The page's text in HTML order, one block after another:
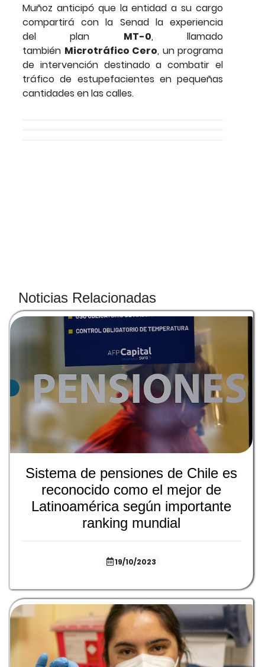
Muñoz anticipó que la entidad a su cargo
compartirá con la Senad la experiencia
del plan MT-0, llamado
también Microtráfico Cero, un programa
de intervención destinado a combatir el
tráfico de estupefacientes en pequeñas
cantidades en las calles.
Noticias Relacionadas
Sistema de pensiones de Chile es
reconocido como el mejor de
Latinoamérica según importante
ranking mundial
19/10/2023